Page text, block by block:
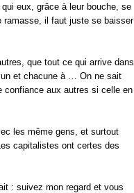
eux, grâce à leur bouche, se
il faut juste se baisser
que tout ce qui arrive dans
et chacune à … On ne sait
confiance aux autres si celle en
les même gens, et surtout
capitalistes ont certes des
: suivez mon regard et vous